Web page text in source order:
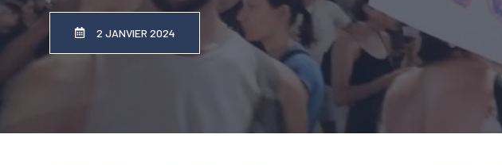
2 JANVIER 2024